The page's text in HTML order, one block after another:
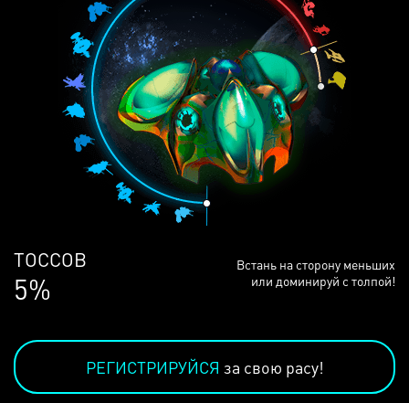
ЛЮДЕЙ
68%
Встань на сторону меньших
или доминируй с толпой!
РЕГИСТРИРУЙСЯ за свою расу!